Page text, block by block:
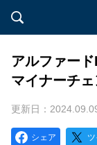
アルファー
マイナーチェ
更新日：
シェア